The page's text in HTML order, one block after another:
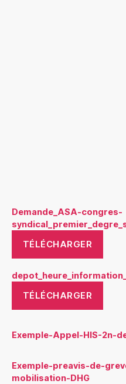
Demande_ASA-congres-
TÉLÉCHARGER
TÉLÉCHARGER
Exemple-Appel-HIS-2n-
Exemple-preavis-de-
mobilisation-DHG